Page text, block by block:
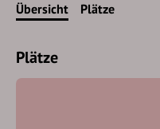
Übersicht Plätze
Plätze